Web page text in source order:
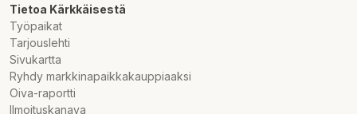
Tietoa Kärkkäisestä
Työpaikat
Tarjouslehti
Sivukartta
Ryhdy markkinapaikkakauppiaaksi
Oiva-raportti
Ilmoituskanava